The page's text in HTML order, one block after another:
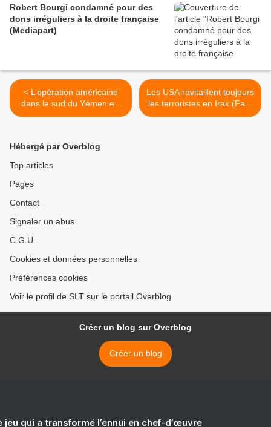
Robert Bourgi condamné pour des
dons irréguliers à la droite française
(Mediapart)
< L’opération américaine
dans le sud du Yémen est
une défaite de taille (Pars
Les USA ravitaillent toujours
les terroristes en Irak (Fars
News Agency) >
Hébergé par Overblog
Top articles
Pages
Contact
Signaler un abus
C.G.U.
Cookies et données personnelles
Préférences cookies
Voir le profil de SLT sur le portail Overblog
Créer un blog sur Overblog
Créer un blog
jeu qui a transformé l’ennui en chef-d’œuvre